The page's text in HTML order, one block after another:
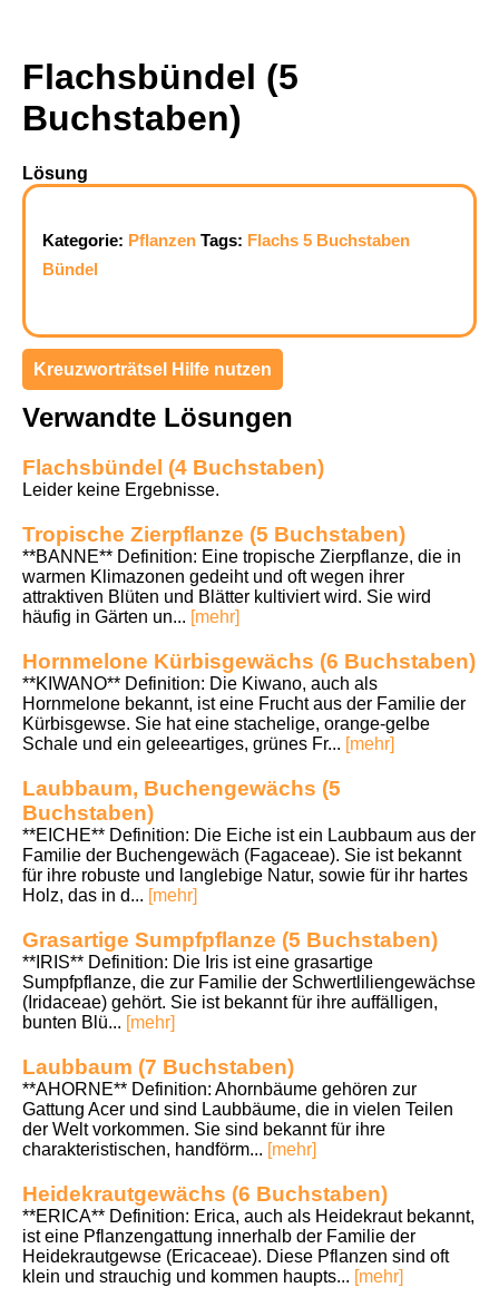
Flachsbündel (5
Buchstaben)
Lösung
Kategorie: Pflanzen Tags: Flachs 5 Buchstaben
Bündel
Kreuzworträtsel Hilfe nutzen
Verwandte Lösungen
Flachsbündel (4 Buchstaben)
Leider keine Ergebnisse.
Tropische Zierpflanze (5 Buchstaben)
**BANNE** Definition: Eine tropische Zierpflanze, die in
warmen Klimazonen gedeiht und oft wegen ihrer
attraktiven Blüten und Blätter kultiviert wird. Sie wird
häufig in Gärten un... [mehr]
Hornmelone Kürbisgewächs (6 Buchstaben)
**KIWANO** Definition: Die Kiwano, auch als
Hornmelone bekannt, ist eine Frucht aus der Familie der
Kürbisgewse. Sie hat eine stachelige, orange-gelbe
Schale und ein geleeartiges, grünes Fr... [mehr]
Laubbaum, Buchengewächs (5
Buchstaben)
**EICHE** Definition: Die Eiche ist ein Laubbaum aus der
Familie der Buchengewäch (Fagaceae). Sie ist bekannt
für ihre robuste und langlebige Natur, sowie für ihr hartes
Holz, das in d... [mehr]
Grasartige Sumpfpflanze (5 Buchstaben)
**IRIS** Definition: Die Iris ist eine grasartige
Sumpfpflanze, die zur Familie der Schwertliliengewächse
(Iridaceae) gehört. Sie ist bekannt für ihre auffälligen,
bunten Blü... [mehr]
Laubbaum (7 Buchstaben)
**AHORNE** Definition: Ahornbäume gehören zur
Gattung Acer und sind Laubbäume, die in vielen Teilen
der Welt vorkommen. Sie sind bekannt für ihre
charakteristischen, handförm... [mehr]
Heidekrautgewächs (6 Buchstaben)
**ERICA** Definition: Erica, auch als Heidekraut bekannt,
ist eine Pflanzengattung innerhalb der Familie der
Heidekrautgewse (Ericaceae). Diese Pflanzen sind oft
klein und strauchig und kommen haupts... [mehr]